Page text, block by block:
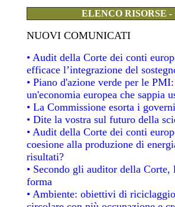
ELENCO RISORSE
NUOVI COMUNICATI
• Audit della Corte dei conti
efficace l’integrazione del
• Piano d'azione verde per le
un'economia europea che sappia
• La Commissione esorta i
• Dite la vostra sul futuro della
• Audit della Corte dei conti
coesione alla produzione di
risultati?
• Secondo gli auditor della Corte,
forma
• Ambiente: obiettivi di